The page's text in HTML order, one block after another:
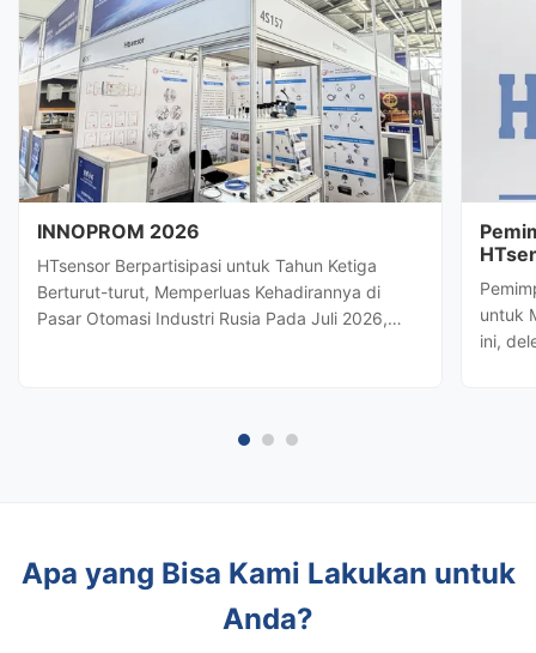
INNOPROM 2026
HTsensor Berpartisipasi untuk Tahun Ketiga
Berturut-turut, Memperluas Kehadirannya di
Pasar Otomasi Industri Rusia Pada Juli 2026,
untuk
ini,
Apa yang Bisa Kami Lakukan untuk
Anda?